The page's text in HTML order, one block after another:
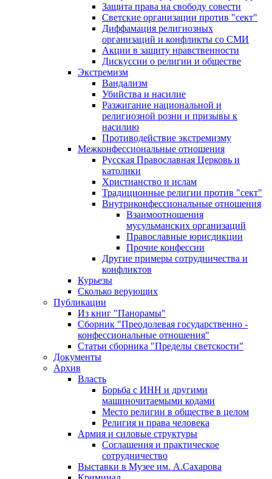
Защита права на свободу совести
Светские организации против "сект"
Диффамация религиозных
организаций и конфликты со СМИ
Акции в защиту нравственности
Дискуссии о религии и обществе
Экстремизм
Вандализм
Убийства и насилие
Разжигание национальной и
религиозной розни и призывы к
насилию
Противодействие экстремизму
Межконфессиональные отношения
Русская Православная Церковь и
католики
Христианство и ислам
Традиционные религии против "сект"
Внутриконфессиональные отношения
Взаимоотношения
мусульманских организаций
Православные юрисдикции
Прочие конфессии
Другие примеры сотрудничества и
конфликтов
Курьезы
Сколько верующих
Публикации
Из книг "Панорамы"
Сборник "Преодолевая государственно -
конфессиональные отношения"
Статьи сборника "Пределы светскости"
Документы
Архив
Власть
Борьба с ИНН и другими
машиночитаемыми кодами
Место религии в обществе в целом
Религия и права человека
Армия и силовые структуры
Соглашения и практическое
сотрудничество
Выставки в Музее им. А.Сахарова